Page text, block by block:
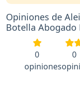
Opiniones de
Botella Abogado
0
opiniones
0